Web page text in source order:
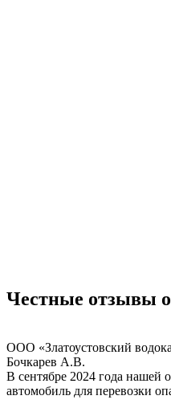
Честные отзывы
ООО «Златоустовский
Бочкарев А.В.
В сентябре 2024 года нашей
автомобиль для перевозки